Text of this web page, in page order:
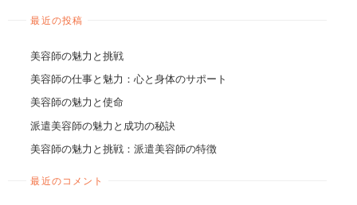
最近の投稿
美容師の魅力と挑戦
美容師の仕事と魅力：心と身体のサポート
美容師の魅力と使命
派遣美容師の魅力と成功の秘訣
美容師の魅力と挑戦：派遣美容師の特徴
最近のコメント